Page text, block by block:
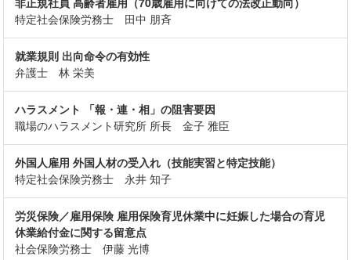
特定社会保険労務士 田中 朋斉
就業規則 出向命令の有効性
弁護士 林 栄美
ハラスメント 「報・連・相」の阻害要因
職場のハラスメント研究所 所長 金子 雅臣
外国人雇用 外国人材の受入れ（技能実習と特定技能）
特定社会保険労務士 永井 知子
労災保険／雇用保険 雇用保険育児休業中に妊娠した場合の育児
休業給付金に関する留意点
社会保険労務士 伊藤 光博